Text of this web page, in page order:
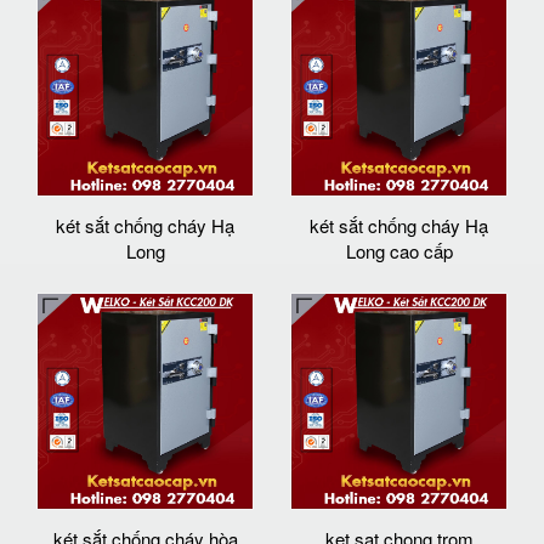
két sắt chống cháy Hạ
Long
két sắt chống cháy Hạ
Long cao cấp
két sắt chống cháy hòa
ket sat chong trom